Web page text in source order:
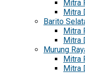
Mitra
Mitra
Barito
Mitra
Mitra
Murung
Mitra
Mitra